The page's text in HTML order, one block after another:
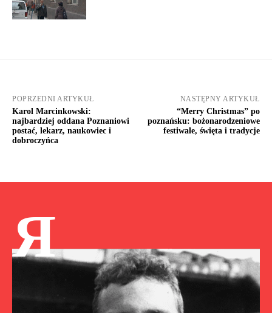
POPRZEDNI ARTYKUŁ
Karol Marcinkowski:
najbardziej oddana Poznaniowi
postać, lekarz, naukowiec i
dobroczyńca
NASTĘPNY ARTYKUŁ
“Merry Christmas” po
poznańsku: bożonarodzeniowe
festiwale, święta i tradycje
Я